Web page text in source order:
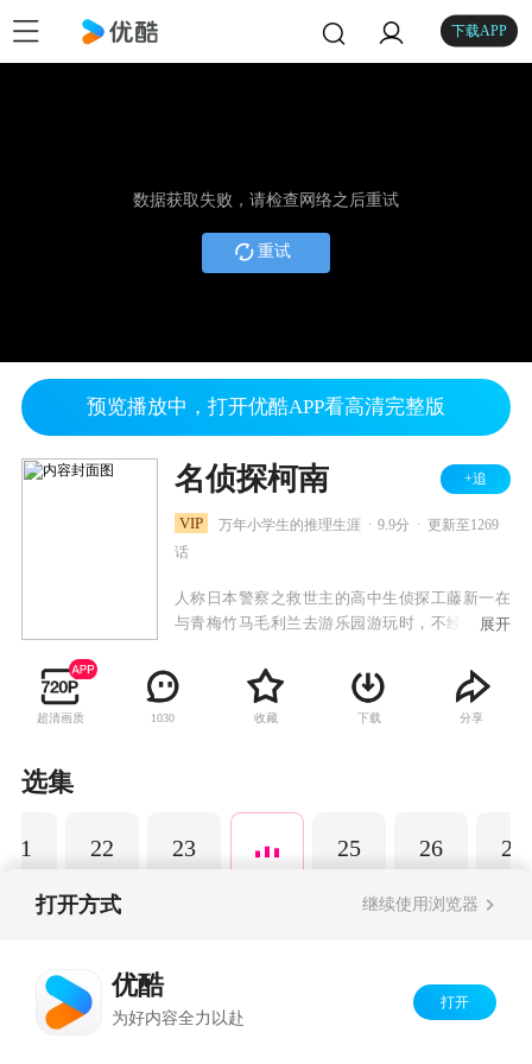
下载APP
数据获取失败，请检查网络之后重试
重试
预览播放中，打开优酷APP看高清完整版
名侦探柯南 +追
VIP 万年小学生的推理生涯 9.9分
更新至1269
话
人称日本警察之救世主的高中生侦探工藤新一在
与青梅竹马毛利兰去游乐园游玩时，不经意中发
踪，并目睹了黑衣人正在进行可疑交易。不料，
却被另一名黑衣人在背后击晕，被强行灌下一种
名为APTX-4869的毒药，致使身体变小。为了在
为“江户川柯南”，并寄住在毛利兰的家中。作为
侦探，柯南实在看不下去毛利小五郎经常做的一
些“发育不良”的错误推理，便帮助毛利小五郎破
展开
超清画质 1030 收藏 下载 分享
选集
21 22 23 25 26 27
打开方式 继续使用浏览器
优酷
为好内容全力以赴
打开